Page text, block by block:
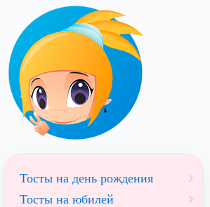
Тосты на день рождения
Тосты на юбилей